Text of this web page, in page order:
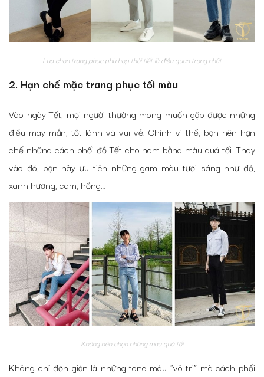
Lựa chọn trang phục phù hợp thời tiết là điều quan trọng nhất
2. Hạn chế mặc trang phục tối màu
Vào ngày Tết, mọi người thường mong muốn gặp được những
điều may mắn, tốt lành và vui vẻ. Chính vì thế, bạn nên hạn
chế những cách phối đồ Tết cho nam bằng màu quá tối. Thay
vào đó, bạn hãy ưu tiên những gam màu tươi sáng như đỏ,
xanh hương, cam, hồng…
Không nên chọn những màu quá tối
Không chỉ đơn giản là những tone màu “vô tri” mà cách phối